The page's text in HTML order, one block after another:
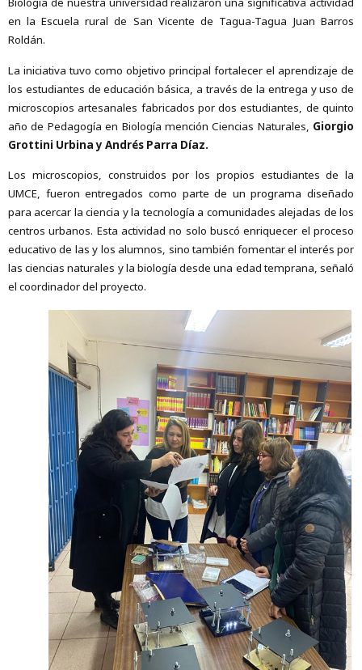
en la Escuela rural de San Vicente de Tagua-Tagua Juan Barros
Roldán.
La iniciativa tuvo como objetivo principal fortalecer el aprendizaje de
los estudiantes de educación básica, a través de la entrega y uso de
microscopios artesanales fabricados por dos estudiantes, de quinto
año de Pedagogía en Biología mención Ciencias Naturales, Giorgio
Grottini Urbina y Andrés Parra Díaz.
Los microscopios, construidos por los propios estudiantes de la
UMCE, fueron entregados como parte de un programa diseñado
para acercar la ciencia y la tecnología a comunidades alejadas de los
centros urbanos. Esta actividad no solo buscó enriquecer el proceso
educativo de las y los alumnos, sino también fomentar el interés por
las ciencias naturales y la biología desde una edad temprana, señaló
el coordinador del proyecto.